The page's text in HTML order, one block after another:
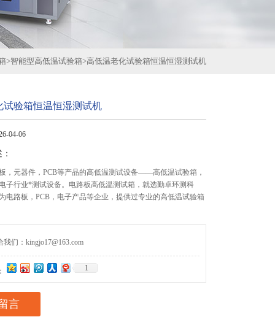
>智能型高低温试验箱>高低温老化试验箱恒温恒湿测试机
试验箱恒温恒湿测试机
04-06
，元器件，PCB等产品的高低温测试设备——高低温试验箱，
子行业*测试设备。电路板高低温测试箱，就选勤卓环测科
电路板，PCB，电子产品等企业，提供过专业的高低温试验箱
我们：kingjo17@163.com
1
言